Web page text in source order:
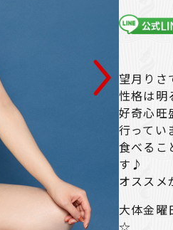
望月りさ
性格は明
好奇心旺
行ってい
食べるこ
す♪
オススメ
大体金曜
☆